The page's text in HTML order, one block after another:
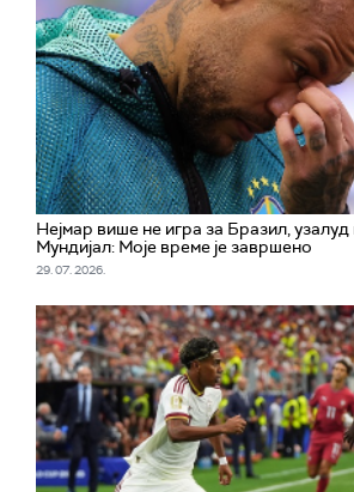
Нејмар више не игра за Бразил, узалуд
Мундијал: Моје време је завршено
29. 07. 2026.